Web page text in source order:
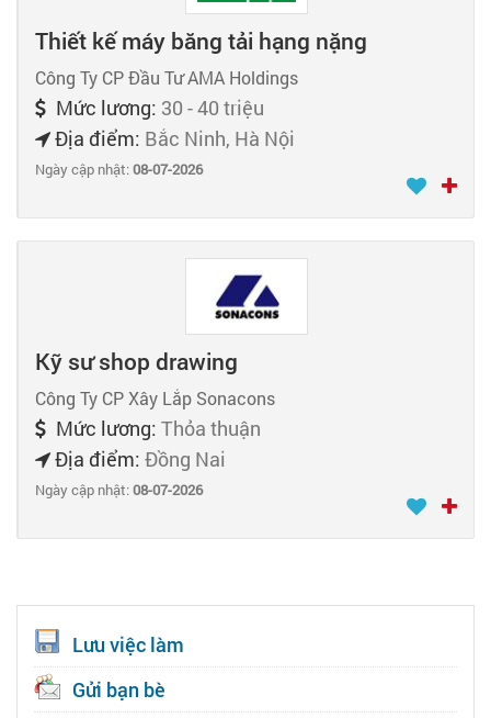
Thiết kế máy băng tải hạng nặng
Công Ty CP Đầu Tư AMA Holdings
Mức lương: 30 - 40 triệu
Địa điểm: Bắc Ninh, Hà Nội
Ngày cập nhật:08-07-2026
Kỹ sư shop drawing
Công Ty CP Xây Lắp Sonacons
Mức lương: Thỏa thuận
Địa điểm: Đồng Nai
Ngày cập nhật:08-07-2026
Lưu việc làm
Gửi bạn bè